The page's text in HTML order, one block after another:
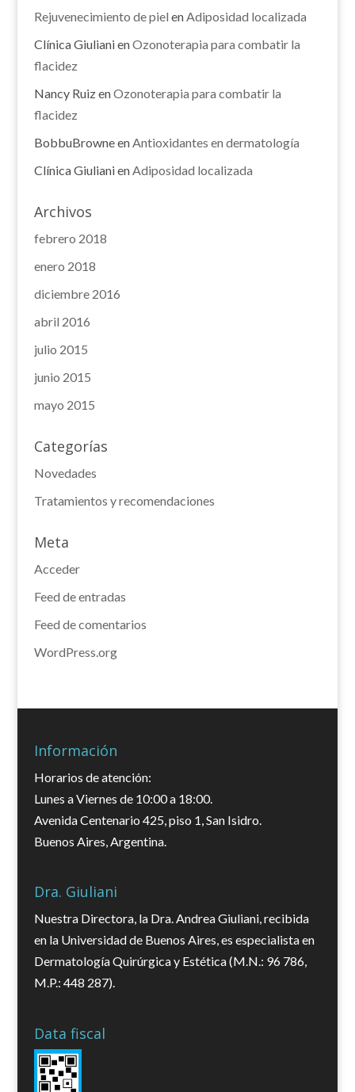
Rejuvenecimiento de piel enAdiposidad localizada
Clínica GiulianienOzonoterapia para combatir la
flacidez
Nancy RuizenOzonoterapia para combatir la
flacidez
BobbuBrowneenAntioxidantes en dermatología
Clínica GiulianienAdiposidad localizada
Archivos
febrero 2018
enero 2018
diciembre 2016
abril 2016
julio 2015
junio 2015
mayo 2015
Categorías
Novedades
Tratamientos y recomendaciones
Meta
Acceder
Feed de entradas
Feed de comentarios
WordPress.org
Información
Horarios de atención:
Lunes a Viernes de 10:00 a 18:00.
Avenida Centenario 425, piso 1, San Isidro.
Buenos Aires, Argentina.
Dra. Giuliani
Nuestra Directora, la Dra. Andrea Giuliani, recibida
en la Universidad de Buenos Aires, es especialista en
Dermatología Quirúrgica y Estética (M.N.: 96 786,
M.P.: 448 287).
Data fiscal